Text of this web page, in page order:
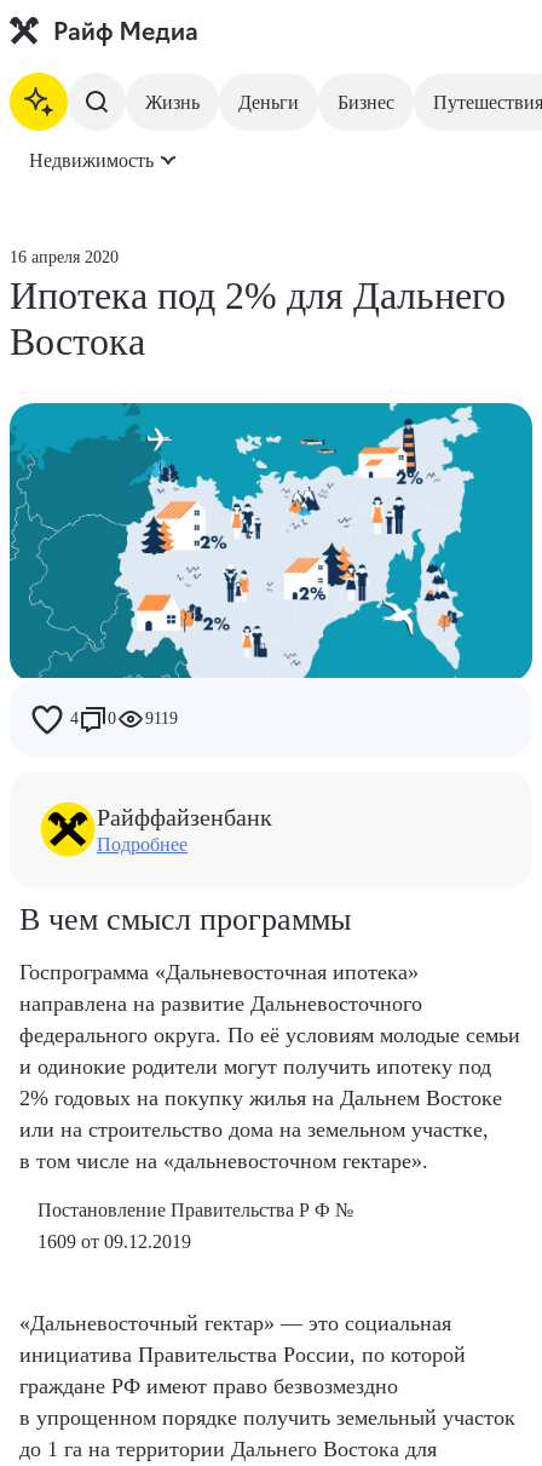
Жизнь Деньги Бизнес Путешествия
Недвижимость
Деньги
Бизнес
Путешествия
Недвижимость
Инвестиции
Работа
Райф
16 апреля 2020
Ипотека под 2% для Дальнего
Востока
4 0 9119
Райффайзенбанк
Подробнее
В чем смысл программы
Госпрограмма «Дальневосточная ипотека»
направлена на развитие Дальневосточного
федерального округа. По её условиям молодые семьи
и одинокие родители могут получить ипотеку под
2% годовых на покупку жилья на Дальнем Востоке
или на строительство дома на земельном участке,
в том числе на «дальневосточном гектаре».
Постановление Правительства Р Ф №
1609 от 09.12.2019
«Дальневосточный гектар» — это социальная
инициатива Правительства России, по которой
граждане РФ имеют право безвозмездно
в упрощенном порядке получить земельный участок
до 1 га на территории Дальнего Востока для